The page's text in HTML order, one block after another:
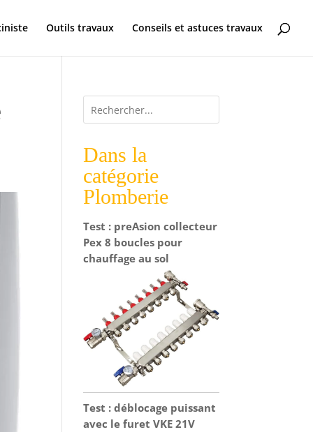
Outils travaux Conseils et astuces travaux
Dans la
catégorie
Plomberie
Test : preAsion collecteur
Pex 8 boucles pour
chauffage au sol
Test : déblocage puissant
avec le furet VKE 21V